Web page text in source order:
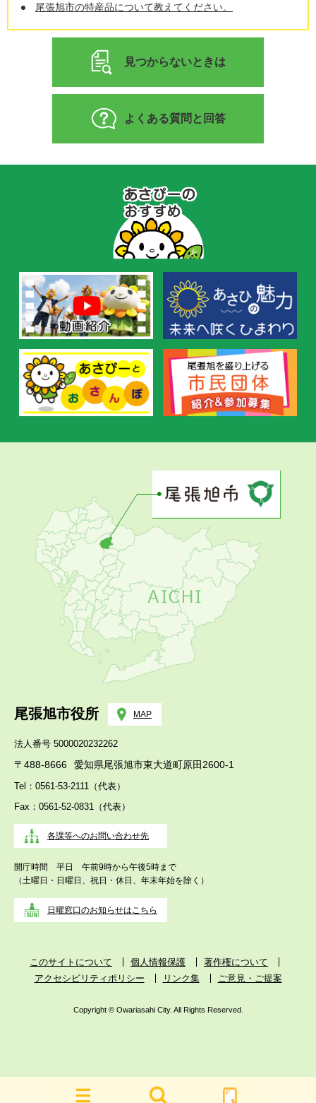
尾張旭市の特産品について教えてください。
見つからないときは
よくある質問と回答
の
お
す
め
尾張旭市役所 MAP
法人番号 5000020232262
〒488-8666 愛知県尾張旭市東大道町原田2600-1
Tel：0561-53-2111（代表）
Fax：0561-52-0831（代表）
各課等へのお問い合わせ先
開庁時間 平日 午前9時から午後5時まで
（土曜日・日曜日、祝日・休日、年末年始を除く）
日曜窓口のお知らせはこちら
このサイトについて 個人情報保護
著作権について
アクセシビリティポリシー
リンク集 ご意見・ご提案
Copyright © Owariasahi City. All Rights Reserved.